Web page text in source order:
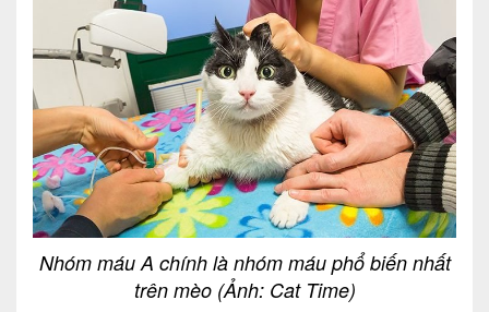
Nhóm máu A chính là nhóm máu phổ biến nhất
trên mèo (Ảnh: Cat Time)